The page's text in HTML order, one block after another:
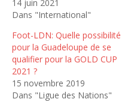
14 juin 2021
Dans "International"
Foot-LDN: Quelle possibilité
pour la Guadeloupe de se
qualifier pour la GOLD CUP
2021 ?
15 novembre 2019
Dans "Ligue des Nations"